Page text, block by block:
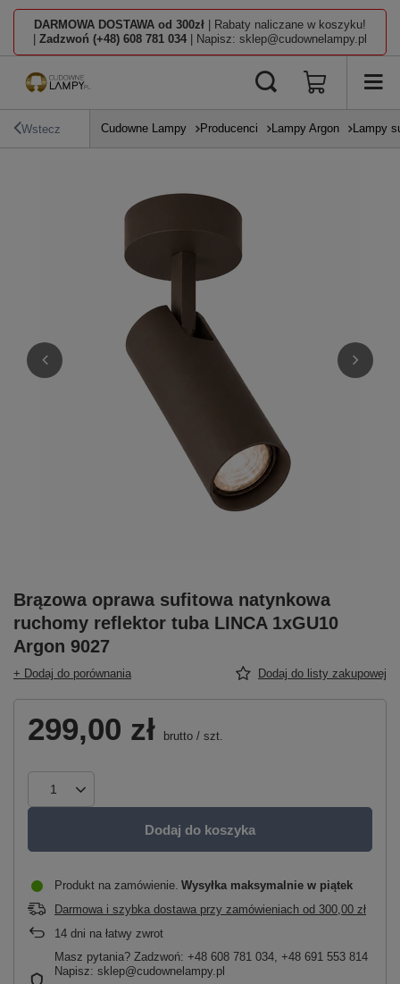
DARMOWA DOSTAWA od 300zł | Rabaty naliczane w koszyku!
Zadzwoń (+48) 608 781 034 | Napisz: sklep@cudownelampy.pl
Wstecz Cudowne Lampy Producenci Lampy Argon Lampy
Brązowa oprawa sufitowa natynkowa
ruchomy reflektor tuba LINCA 1xGU10
Argon 9027
+ Dodaj do porównania Dodaj do listy zakupowej
299,00 zł brutto / szt.
Dodaj do koszyka
Produkt na zamówienie Wysyłka maksymalnie w piątek
Darmowa i szybka dostawa przy zamówieniach od 300,00 zł
14 dni na łatwy zwrot
Masz pytania? Zadzwoń: +48 608 781 034, +48 691 553 814
Napisz: sklep@cudownelampy.pl